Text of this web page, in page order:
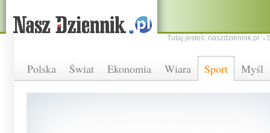
Polska Świat Ekonomia Wiara Sport Myśl
Tutaj jesteś: naszdziennik.pl